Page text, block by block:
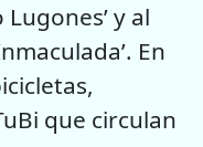
y al
En
que circulan